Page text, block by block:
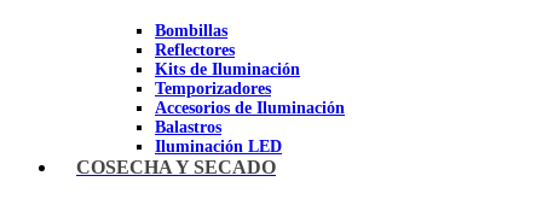
Bombillas
Reflectores
Kits de Iluminación
Temporizadores
Accesorios de Iluminación
Balastros
Iluminación LED
Iluminación LEC
COSECHA Y SECADO